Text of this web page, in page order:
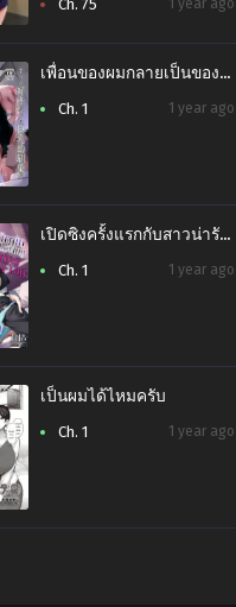
Ch. 75 1 year ago
เพื่อนของผมกลายเป็นของเล่นให้มันไปแล้ว
Ch. 1 1 year ago
เปิดซิงครั้งแรกกับสาวน่ารักที่เพิ่งเจอ
Ch. 1 1 year ago
เป็นผมได้ไหมครับ
Ch. 1 1 year ago